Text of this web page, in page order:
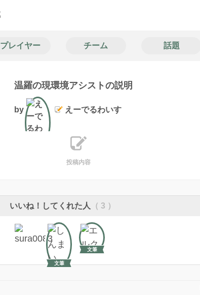
プレイヤー チーム 話題
温羅の現環境アシストの説明
by えーでるわいす
投稿内容
いいね！してくれた人 （ 3 ）
文筆
文筆